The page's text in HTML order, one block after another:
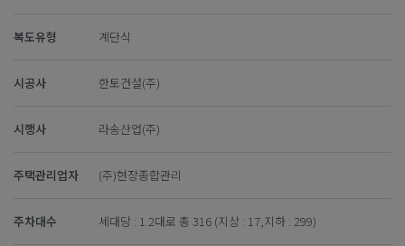
복도유형 계단식
시공사 한토건설(주)
시행사 라송산업(주)
주택관리업자 (주)현장종합관리
주차대수 세대당 : 1.2대로 총 316 (지상 : 17,지하 : 299)